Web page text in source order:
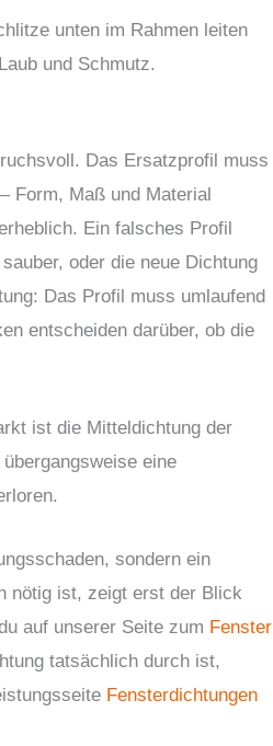
unten im Rahmen leiten
und Schmutz.
Das Ersatzprofil muss
Form, Maß und Material
Ein falsches Profil
oder die neue Dichtung
Das Profil muss umlaufend
entscheiden darüber, ob die
ist die Mitteldichtung der
eine
sondern ein
nötig ist, zeigt erst der Blick
auf unserer Seite zum Fenster
tatsächlich durch ist,
Fensterdichtungen